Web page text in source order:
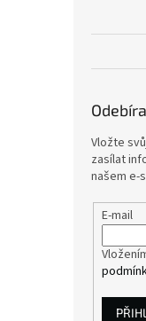
Vložte
zasílat
našem e-
E-mail